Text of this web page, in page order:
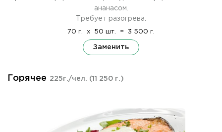
ананасом.
Требует разогрева.
70 г. x 50 шт. = 3 500 г.
Заменить
Горячее 225г./чел. (11 250 г.)